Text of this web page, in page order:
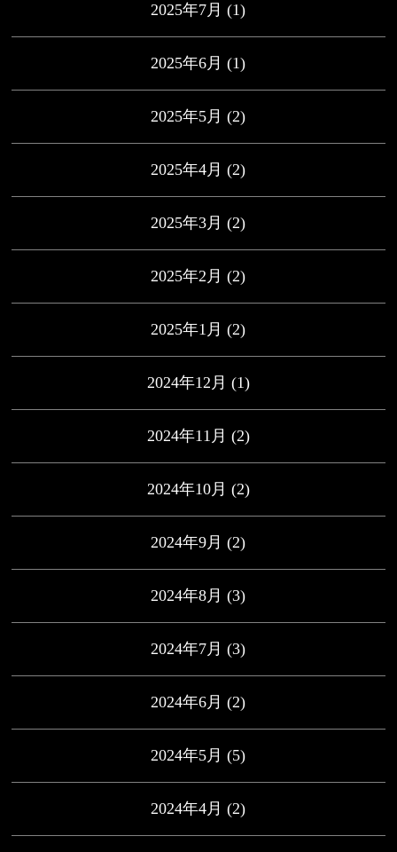
2025年7月 (1)
2025年6月 (1)
2025年5月 (2)
2025年4月 (2)
2025年3月 (2)
2025年2月 (2)
2025年1月 (2)
2024年12月 (1)
2024年11月 (2)
2024年10月 (2)
2024年9月 (2)
2024年8月 (3)
2024年7月 (3)
2024年6月 (2)
2024年5月 (5)
2024年4月 (2)